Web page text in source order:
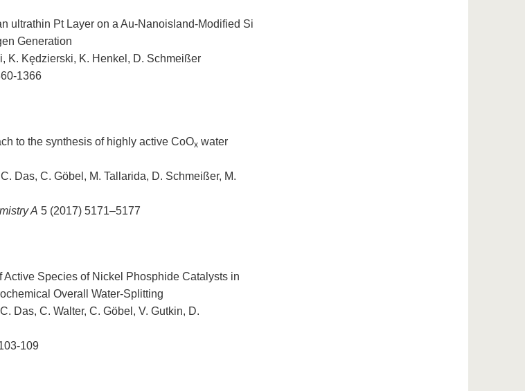
ultrathin Pt Layer on a Au-Nanoisland-Modified Si
Generation
K. Kędzierski, K. Henkel, D. Schmeißer
1366
to the synthesis of highly active CoOx water
Das, C. Göbel, M. Tallarida, D. Schmeißer, M.
A 5 (2017) 5171–5177
Active Species of Nickel Phosphide Catalysts in
Overall Water-Splitting
Das, C. Walter, C. Göbel, V. Gutkin, D.
109